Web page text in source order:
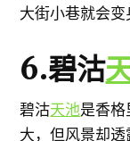
大街小巷就会变
6.碧沽
碧沽天池是香
大，但风景却